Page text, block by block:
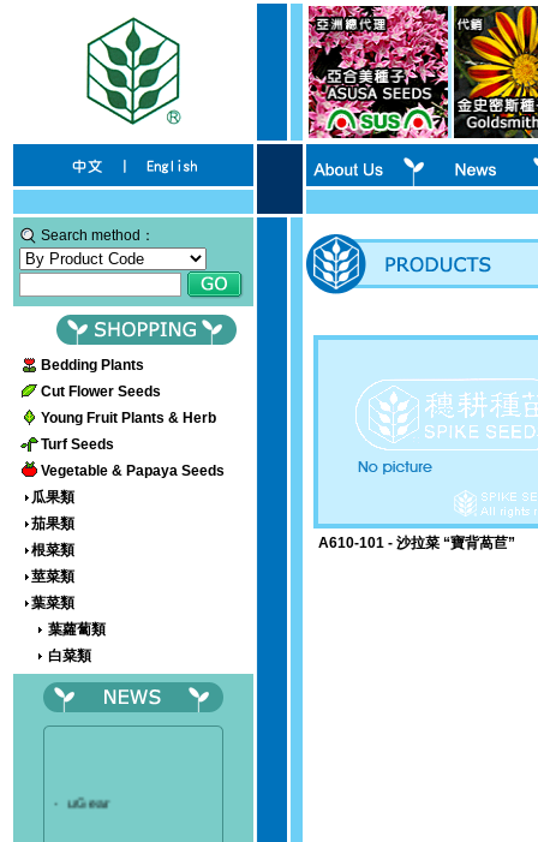
Search method：
Bedding Plants
Cut Flower Seeds
Young Fruit Plants & Herb
Turf Seeds
Vegetable & Papaya Seeds
瓜果類
茄果類
根菜類
莖菜類
葉菜類
葉蘿蔔類
白菜類
芥菜類
芥藍類
‧ uGear
A610-101 - 沙拉菜 “寶背萵苣”